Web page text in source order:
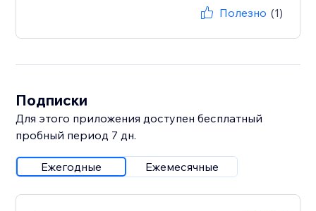
Полезно (1)
Подписки
Для этого приложения доступен бесплатный
пробный период 7 дн.
Ежегодные Ежемесячные